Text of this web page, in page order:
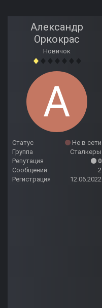
Александр
Оркокрас
Новичок
Статус
Не в сети
Группа
Сталкеры
Репутация
0
Сообщений
2
Регистрация
12.06.2022